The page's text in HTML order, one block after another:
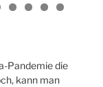
Next
Pandemie die
kann man